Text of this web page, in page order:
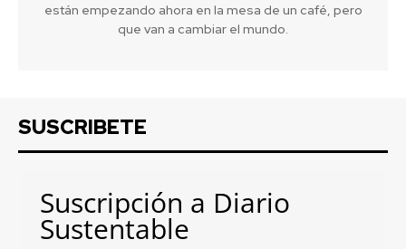
están empezando ahora en la mesa de un café, pero
que van a cambiar el mundo.
SUSCRIBETE
Suscripción a Diario
Sustentable